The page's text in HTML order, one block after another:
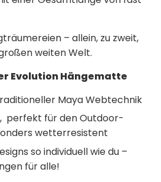
– allein, zu zweit,
weiten Welt.
Evolution Hängematte
Maya Webtechnik
perfekt für den Outdoor-
wetterresistent
so individuell wie du –
für alle!